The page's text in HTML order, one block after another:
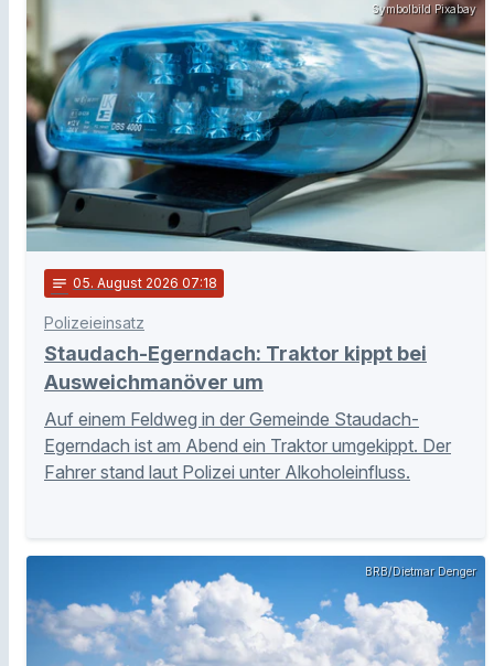
Symbolbild Pixabay
notes 05. August 2026 07:18
Polizeieinsatz
Staudach-Egerndach: Traktor kippt bei
Ausweichmanöver um
Auf einem Feldweg in der Gemeinde Staudach-
Egerndach ist am Abend ein Traktor umgekippt. Der
Fahrer stand laut Polizei unter Alkoholeinfluss.
BRB/Dietmar Denger